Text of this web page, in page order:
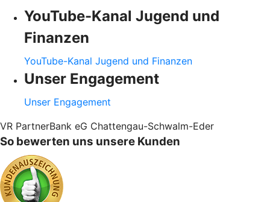
YouTube-Kanal Jugend und
Finanzen
YouTube-Kanal Jugend und Finanzen
Unser Engagement
Unser Engagement
VR PartnerBank eG Chattengau-Schwalm-Eder
So bewerten uns unsere Kunden